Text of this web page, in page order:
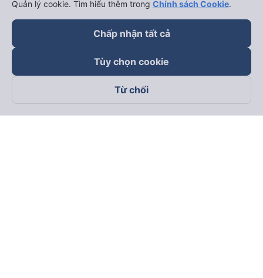
Theo dõi chúng tôi trên
Quản lý cookie. Tìm hiểu thêm trong Chính sách Cookie.
Chấp nhận tất cả
Tùy chọn cookie
Từ chối